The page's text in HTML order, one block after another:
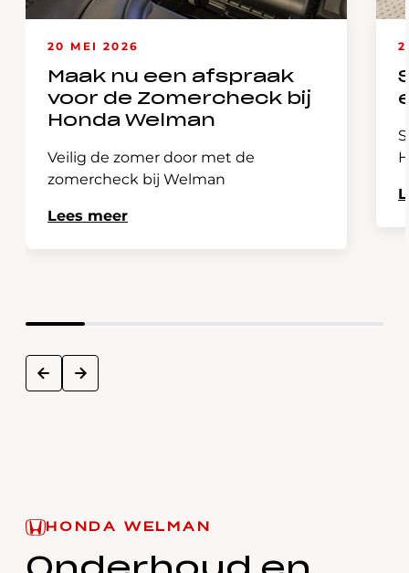
20 MEI 2026
Maak nu een afspraak
voor de Zomercheck bij
Honda Welman
Veilig de zomer door met de
zomercheck bij Welman
Lees meer
prev next
HONDA WELMAN